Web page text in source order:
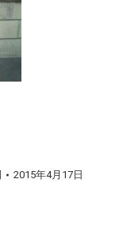
2015年4月17日